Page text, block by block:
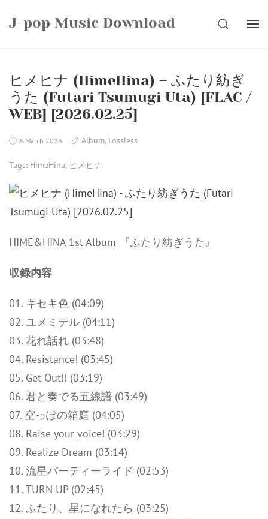
J-pop Music Download SEARCH
ヒメヒナ (HimeHina) – ふたり紡ぎ
うた (Futari Tsumugi Uta) [FLAC /
WEB] [2026.02.25]
6 March 2026 Album, Lossless
Tags: HimeHina, ヒメヒナ
HIME&HINA 1st Album 『ふたり紡ぎうた』
収録内容
01. キセキ色 (04:09)
02. ユメミテル (04:11)
03. 花れ話れ (03:48)
04. Resistance! (03:45)
05. Get Out!! (03:19)
06. 君と奏でる五線譜 (03:49)
07. 空っぽの箱庭 (04:05)
08. Raise your voice! (03:29)
09. Realize Dream (03:14)
10. 流星パーティーライド (02:53)
11. TURN UP (02:45)
12. ふたり、星になれたら (03:25)